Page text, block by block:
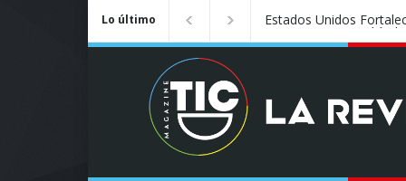
Lo último Badalona se convierte